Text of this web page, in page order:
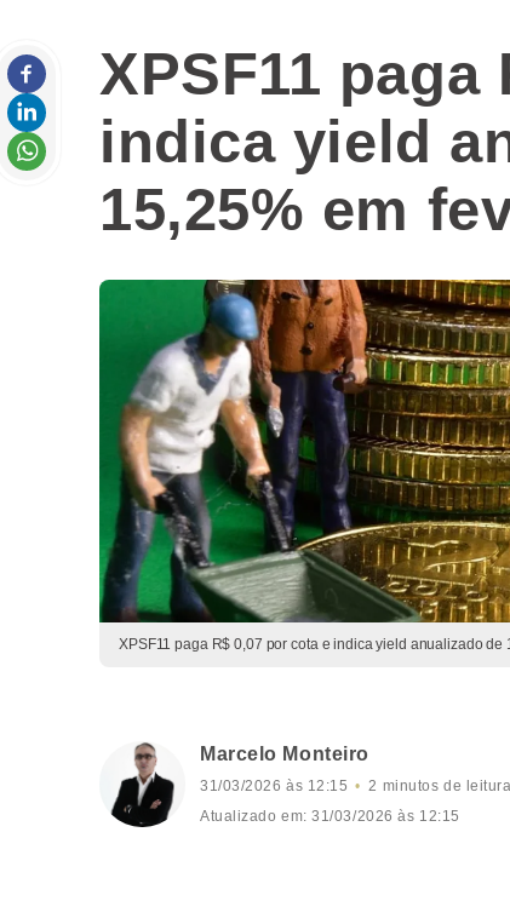
XPSF11 paga
indica yield
15,25% em
XPSF11 paga R$ 0,07 por cota e indica yield anualizado de
Marcelo Monteiro
31/03/2026 às 12:15
2 minutos de leitura
Atualizado em: 31/03/2026 às 12:15